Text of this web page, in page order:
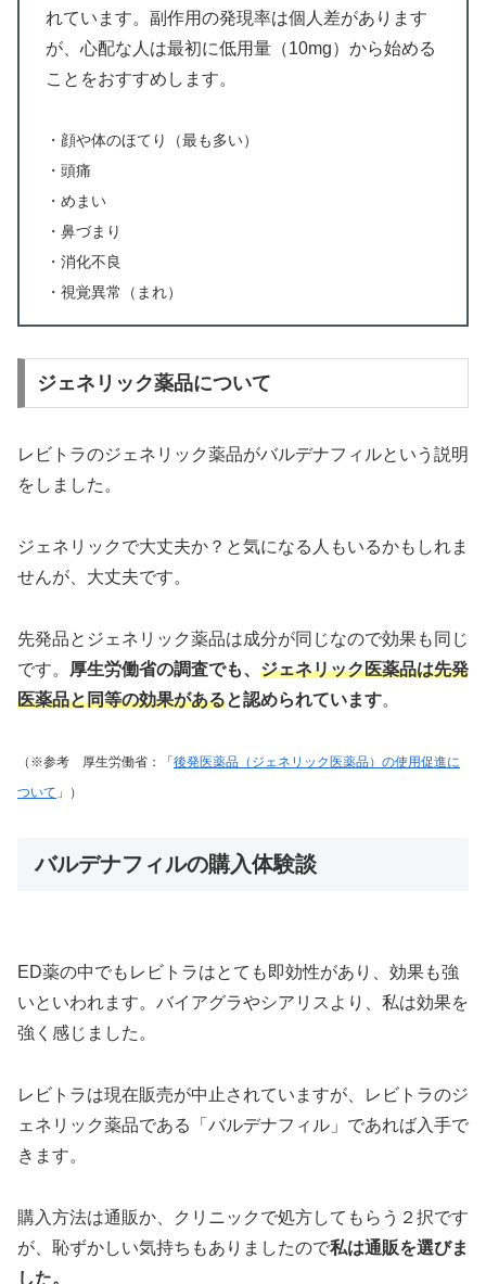
れています。副作用の発現率は個人差があります
が、心配な人は最初に低用量（10mg）から始める
ことをおすすめします。
・顔や体のほてり（最も多い）
・頭痛
・めまい
・鼻づまり
・消化不良
・視覚異常（まれ）
ジェネリック薬品について
レビトラのジェネリック薬品がバルデナフィルという説明
をしました。
ジェネリックで大丈夫か？と気になる人もいるかもしれま
せんが、大丈夫です。
先発品とジェネリック薬品は成分が同じなので効果も同じ
です。
厚生労働省の調査でも、 ジェネリック医薬品は先発
医薬品と同等の効果があると認められています。
（※参考 厚生労働省：「 後発医薬品（ジェネリック医薬品）の使用促進に
ついて 」）
バルデナフィルの購入体験談
ED薬の中でもレビトラはとても即効性があり、効果も強
いといわれます。バイアグラやシアリスより、私は効果を
強く感じました。
レビトラは現在販売が中止されていますが、レビトラのジ
ェネリック薬品である「バルデナフィル」であれば入手で
きます。
購入方法は通販か、クリニックで処方してもらう２択です
が、恥ずかしい気持ちもありましたので私は通販を選びま
した。